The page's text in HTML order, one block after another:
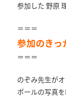
参加した 野原
＝＝＝
参加のきっ
＝＝＝
のぞみ先生が
ポールの写真を